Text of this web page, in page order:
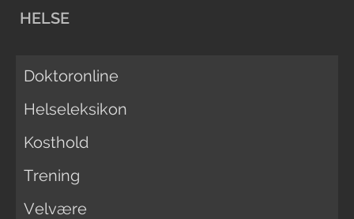
HELSE
Doktoronline
Helseleksikon
Kosthold
Trening
Velvære